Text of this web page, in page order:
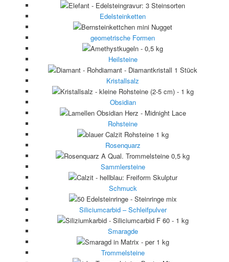
Edelsteinketten
geometrische Formen
Heilsteine
Kristallsalz
Obsidian
Rohsteine
Rosenquarz
Sammlersteine
Schmuck
Siliciumcarbid – Schleifpulver
Smaragde
Trommelsteine